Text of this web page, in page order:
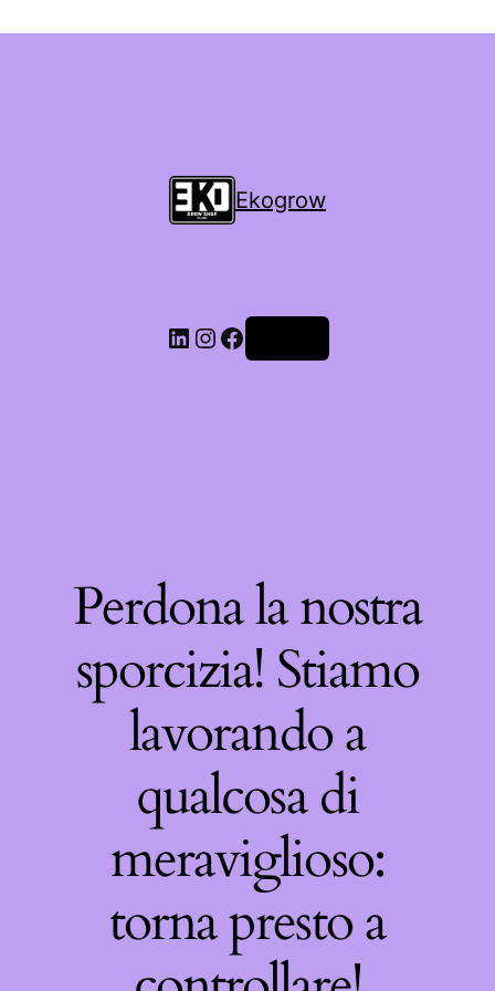
Ekogrow
Perdona la nostra
sporcizia! Stiamo
lavorando a
qualcosa di
meraviglioso:
torna presto a